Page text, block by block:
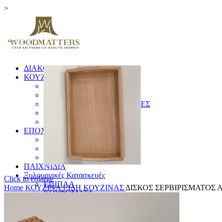
>
ΔΙΑΚΟΣΜΗΤΙΚΑ
ΚΟΥΖΙΝΑ
ΞΥΛΑ ΚΟΠΗΣ
ΕΙΔΗ ΚΟΥΖΙΝΑΣ
ΚΟΥΤΑΛΕΣ ΚΑΙ ΣΠΑΤΟΥΛΕΣ
ΕΠΟΧΙΚΑ
ΗΜΕΡΟΛΟΓΙΑ
ΠΑΙΧΝΙΔΙΑ
Ξυλουργικές Κατασκευές
ΕΠΙΠΛΑ
ΚΟΥΦΩΜΑΤΑ
ΔΙΑΦΟΡΑ
Click to enlarge
Home ΚΟΥΖΙΝΑΕΙΔΗ ΚΟΥΖΙΝΑΣ ΔΙΣΚΟΣ ΣΕΡΒΙΡΙΣΜΑΤΟΣ